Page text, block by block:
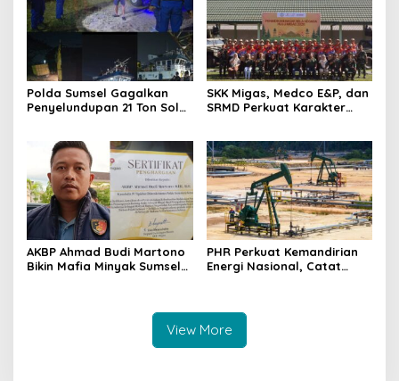
Polda Sumsel Gagalkan
Penyelundupan 21 Ton Solar
SKK Migas, Medco E&P, dan
SRMD Perkuat Karakter
AKBP Ahmad Budi Martono
Bikin Mafia Minyak Sumsel
Penghargaan SKK Migas
PHR Perkuat Kemandirian
Energi Nasional, Catat
View More